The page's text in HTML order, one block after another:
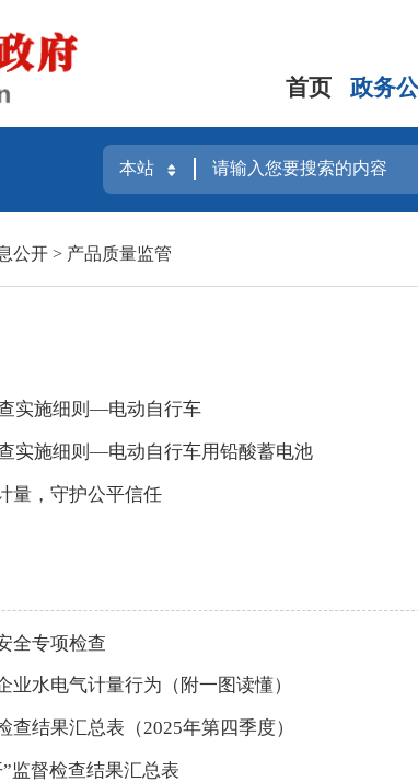
首页 政务
公开 > 产品质量监管
实施细则—电动自行车
实施细则—电动自行车用铅酸蓄电池
量，守护公平信任
全专项检查
水电气计量行为（附一图读懂）
结果汇总表（2025年第四季度）
监督检查结果汇总表